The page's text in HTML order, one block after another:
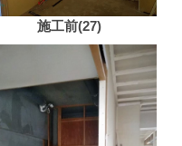
施工前(27)